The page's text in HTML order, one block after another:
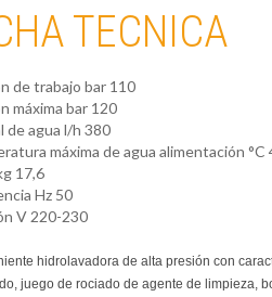
TECNICA
de trabajo bar 110
máxima bar 120
de agua l/h 380
máxima de agua alimentación °C
17,6
Hz 50
V 220-230
hidrolavadora de alta presión con
juego de rociado de agente de limpieza,